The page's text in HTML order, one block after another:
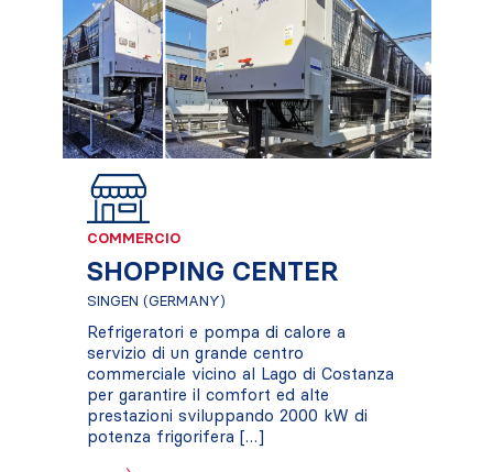
COMMERCIO
SHOPPING CENTER
SINGEN (GERMANY)
Refrigeratori e pompa di calore a
servizio di un grande centro
commerciale vicino al Lago di Costanza
per garantire il comfort ed alte
prestazioni sviluppando 2000 kW di
potenza frigorifera […]